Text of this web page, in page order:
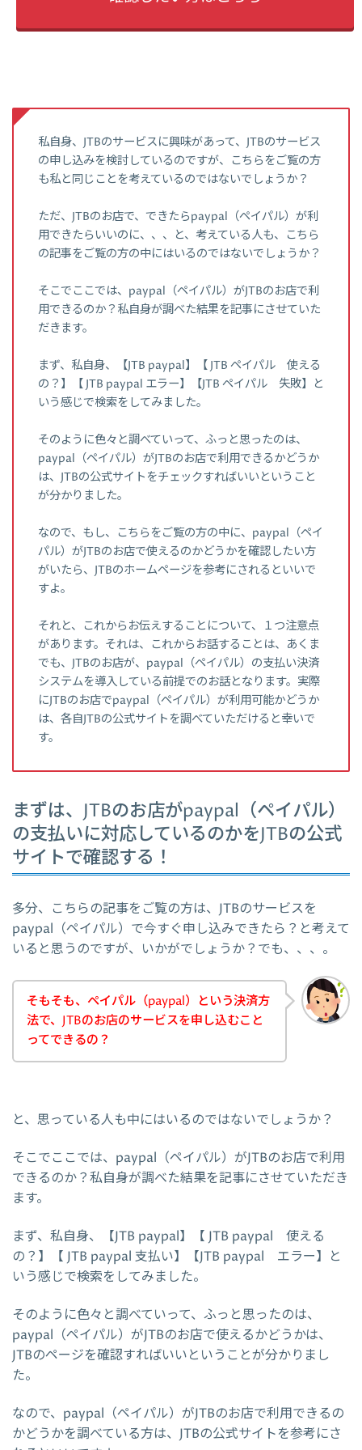
私自身、JTBのサービスに興味があって、JTBのサービス
の申し込みを検討しているのですが、こちらをご覧の方
も私と同じことを考えているのではないでしょうか？
ただ、JTBのお店で、できたらpaypal（ペイパル）が利
用できたらいいのに、、、と、考えている人も、こちら
の記事をご覧の方の中にはいるのではないでしょうか？
そこでここでは、paypal（ペイパル）がJTBのお店で利
用できるのか？私自身が調べた結果を記事にさせていた
だきます。
まず、私自身、【JTB paypal】【 JTB ペイパル 使える
の？】【 JTB paypal エラー】【JTB ペイパル 失敗】と
いう感じで検索をしてみました。
そのように色々と調べていって、ふっと思ったのは、
paypal（ペイパル）がJTBのお店で利用できるかどうか
は、JTBの公式サイトをチェックすればいいということ
が分かりました。
なので、もし、こちらをご覧の方の中に、paypal（ペイ
パル）がJTBのお店で使えるのかどうかを確認したい方
がいたら、JTBのホームページを参考にされるといいで
すよ。
それと、これからお伝えすることについて、１つ注意点
があります。それは、これからお話することは、あくま
でも、JTBのお店が、paypal（ペイパル）の支払い決済
システムを導入している前提でのお話となります。実際
にJTBのお店でpaypal（ペイパル）が利用可能かどうか
は、各自JTBの公式サイトを調べていただけると幸いで
す。
まずは、JTBのお店がpaypal（ペイパル）
の支払いに対応しているのかをJTBの公式
サイトで確認する！
多分、こちらの記事をご覧の方は、JTBのサービスを
paypal（ペイパル）で今すぐ申し込みできたら？と考えて
いると思うのですが、いかがでしょうか？でも、、、。
そもそも、ペイパル（paypal）という決済方
法で、JTBのお店のサービスを申し込むこと
ってできるの？
と、思っている人も中にはいるのではないでしょうか？
そこでここでは、paypal（ペイパル）がJTBのお店で利用
できるのか？私自身が調べた結果を記事にさせていただき
ます。
まず、私自身、【JTB paypal】【 JTB paypal 使える
の？】【 JTB paypal 支払い】【JTB paypal エラー】と
いう感じで検索をしてみました。
そのように色々と調べていって、ふっと思ったのは、
paypal（ペイパル）がJTBのお店で使えるかどうかは、
JTBのページを確認すればいいということが分かりまし
た。
なので、paypal（ペイパル）がJTBのお店で利用できるの
かどうかを調べている方は、JTBの公式サイトを参考にさ